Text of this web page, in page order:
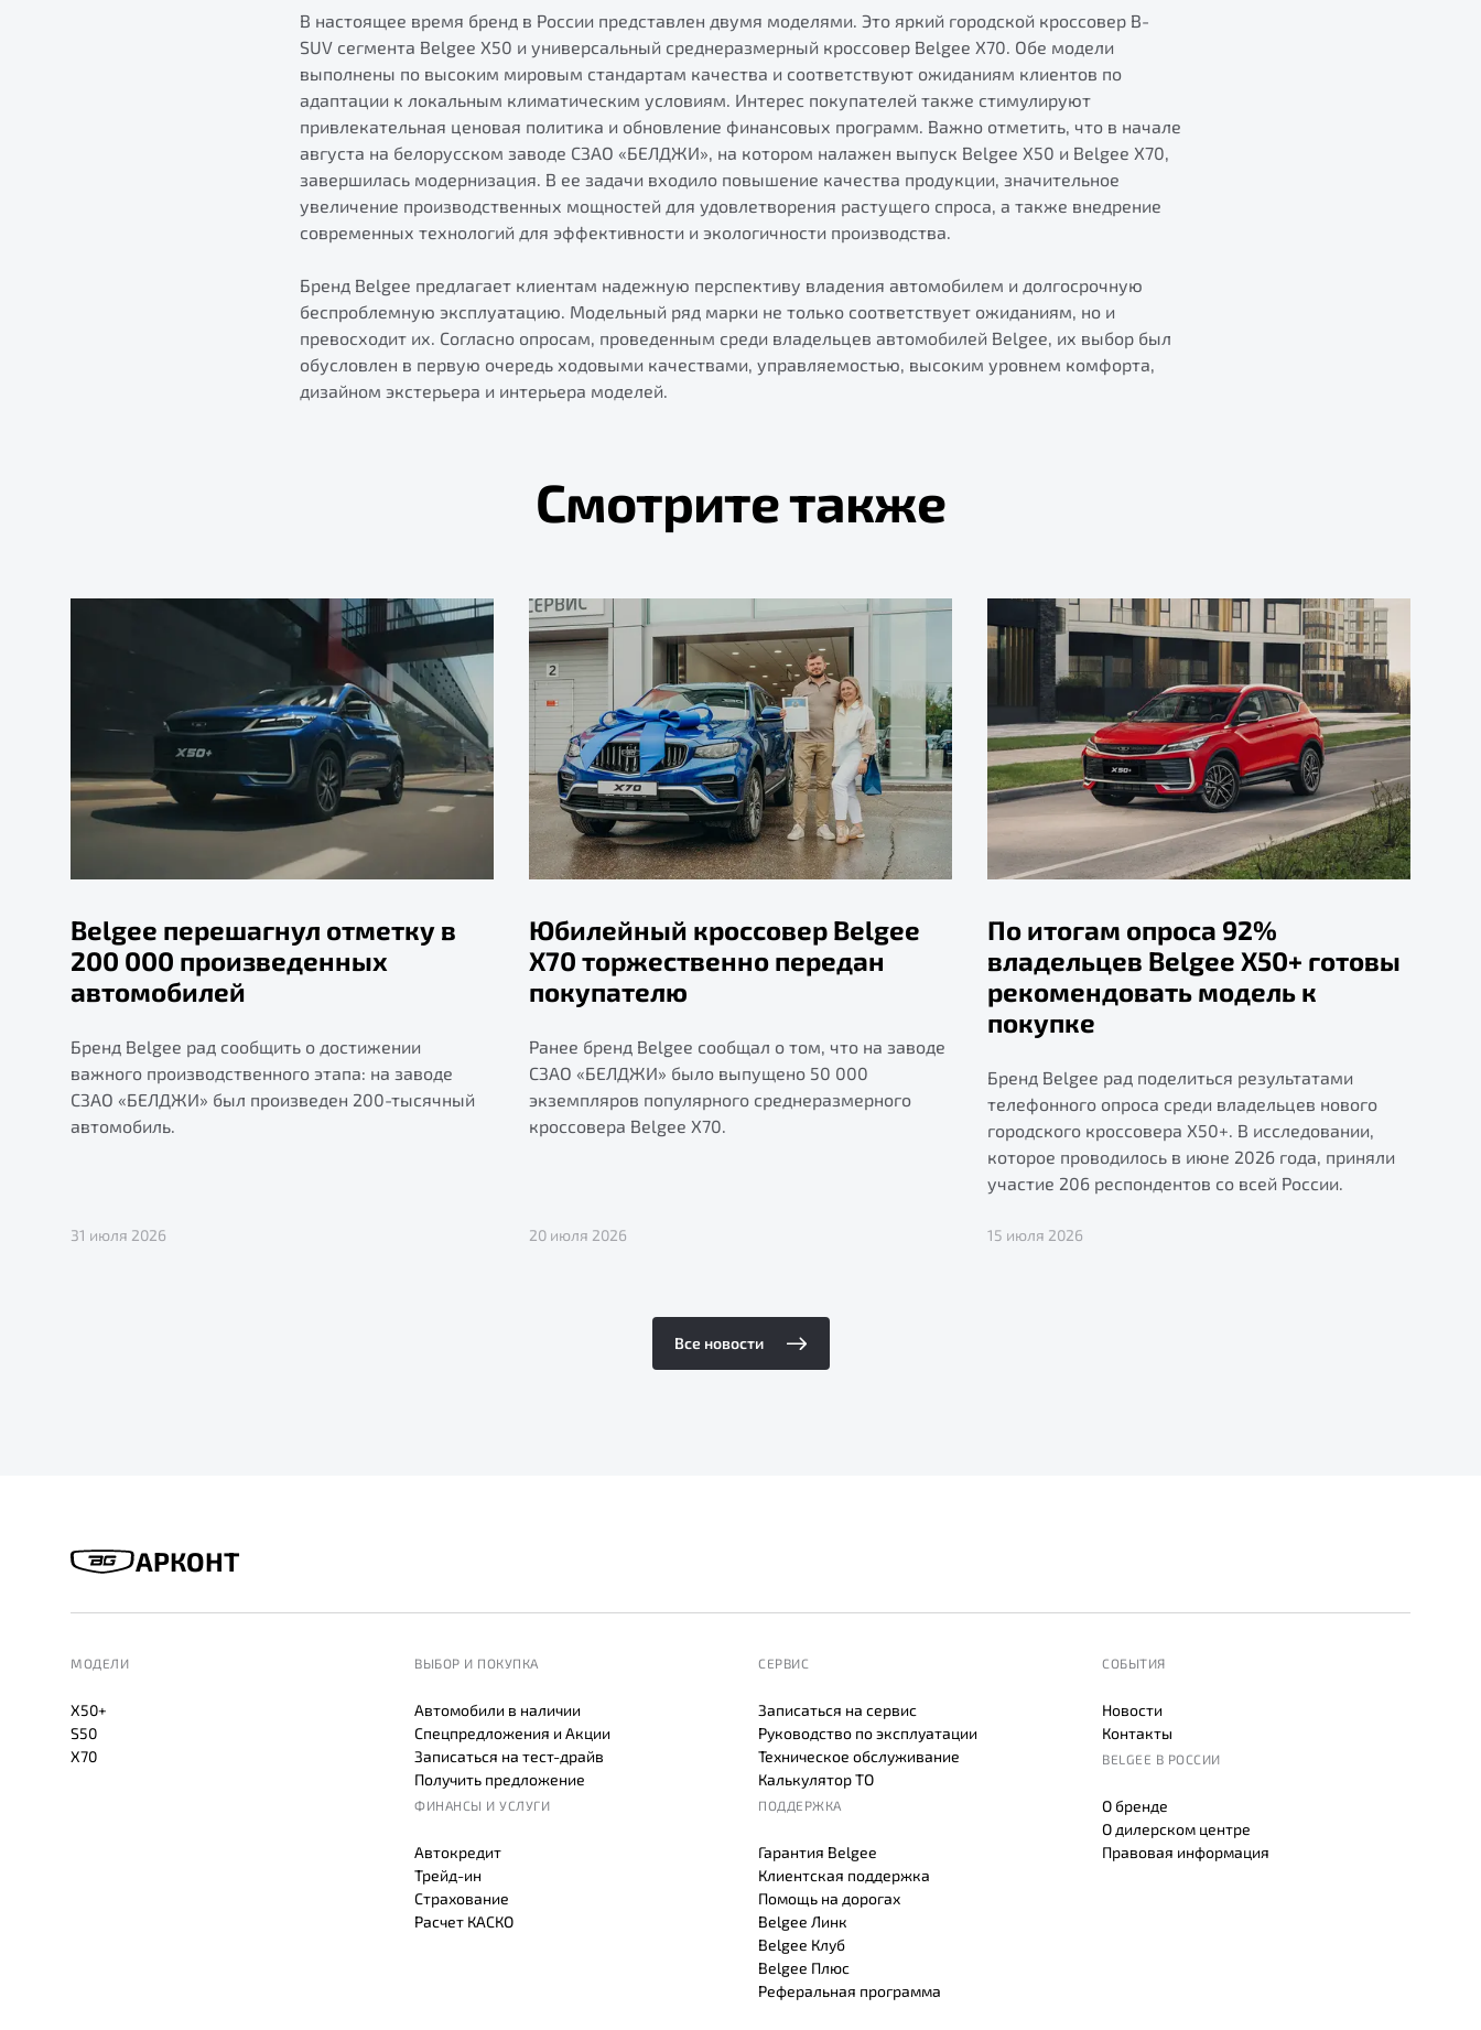
В настоящее время бренд в России представлен двумя моделями. Это яркий городской кроссовер B-
SUV сегмента Belgee X50 и универсальный среднеразмерный кроссовер Belgee X70. Обе модели
выполнены по высоким мировым стандартам качества и соответствуют ожиданиям клиентов по
адаптации к локальным климатическим условиям. Интерес покупателей также стимулируют
привлекательная ценовая политика и обновление финансовых программ. Важно отметить, что в начале
августа на белорусском заводе СЗАО «БЕЛДЖИ», на котором налажен выпуск Belgee X50 и Belgee X70,
завершилась модернизация. В ее задачи входило повышение качества продукции, значительное
увеличение производственных мощностей для удовлетворения растущего спроса, а также внедрение
современных технологий для эффективности и экологичности производства.
Бренд Belgee предлагает клиентам надежную перспективу владения автомобилем и долгосрочную
беспроблемную эксплуатацию. Модельный ряд марки не только соответствует ожиданиям, но и
превосходит их. Согласно опросам, проведенным среди владельцев автомобилей Belgee, их выбор был
обусловлен в первую очередь ходовыми качествами, управляемостью, высоким уровнем комфорта,
дизайном экстерьера и интерьера моделей.
Смотрите также
Belgee перешагнул отметку в
200 000 произведенных
автомобилей
Бренд Belgee рад сообщить о достижении
важного производственного этапа: на заводе
СЗАО «БЕЛДЖИ» был произведен 200-тысячный
автомобиль.
31 июля 2026
Юбилейный кроссовер Belgee
X70 торжественно передан
покупателю
Ранее бренд Belgee сообщал о том, что на заводе
СЗАО «БЕЛДЖИ» было выпущено 50 000
экземпляров популярного среднеразмерного
кроссовера Belgee X70.
20 июля 2026
По итогам опроса 92%
владельцев Belgee X50+ готовы
рекомендовать модель к
покупке
Бренд Belgee рад поделиться результатами
телефонного опроса среди владельцев нового
городского кроссовера X50+. В исследовании,
которое проводилось в июне 2026 года, приняли
участие 206 респондентов со всей России.
15 июля 2026
Все новости
АРКОНТ
МОДЕЛИ
X50+
S50
X70
ВЫБОР И ПОКУПКА
Автомобили в наличии
Спецпредложения и Акции
Записаться на тест-драйв
Получить предложение
ФИНАНСЫ И УСЛУГИ
Автокредит
Трейд-ин
Страхование
Расчет КАСКО
СЕРВИС
Записаться на сервис
Руководство по эксплуатации
Техническое обслуживание
Калькулятор ТО
ПОДДЕРЖКА
Гарантия Belgee
Клиентская поддержка
Помощь на дорогах
Belgee Линк
Belgee Клуб
Belgee Плюс
Реферальная программа
СОБЫТИЯ
Новости
Контакты
BELGEE В РОССИИ
О бренде
О дилерском центре
Правовая информация